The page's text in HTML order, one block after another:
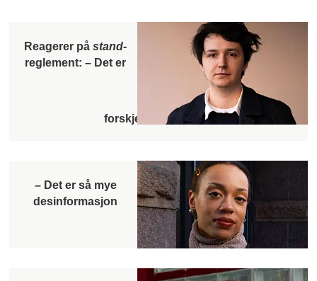
Reagerer på stand-
reglement: – Det er
forskjellsbehandling
– Det er så mye
desinformasjon